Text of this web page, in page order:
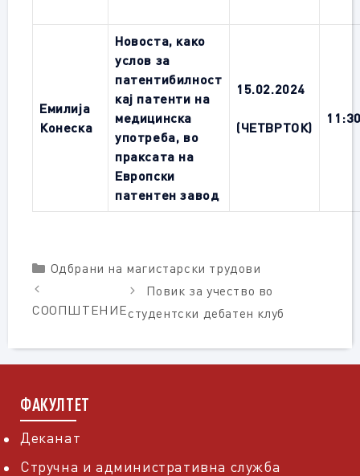
Емилија
Конеска
Новоста, како
услов за
патентибилност
кај патенти на
медицинска
употреба, во
праксата на
Европски
патентен завод
15.02.2024
(ЧЕТВРТОК)
Categories
Одбрани на магистарски трудови
СООПШТЕНИЕ
Повик за учество во
студентски дебатен клуб
ФАКУЛТЕТ
Деканат
Стручна и административна служба